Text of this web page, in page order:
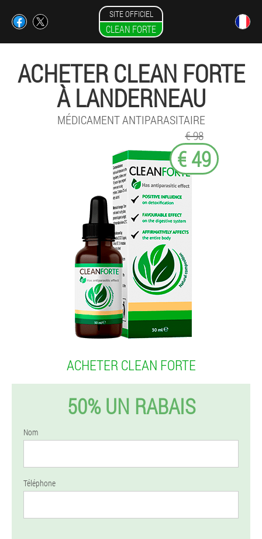
SITE OFFICIEL
CLEAN FORTE
ACHETER CLEAN FORTE
À LANDERNEAU
MÉDICAMENT ANTIPARASITAIRE
€ 98
€ 49
ACHETER CLEAN FORTE
50% UN RABAIS
Nom
Téléphone